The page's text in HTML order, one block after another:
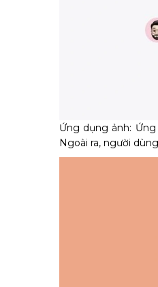
Ứng dụng ảnh:
Ngoài ra, người